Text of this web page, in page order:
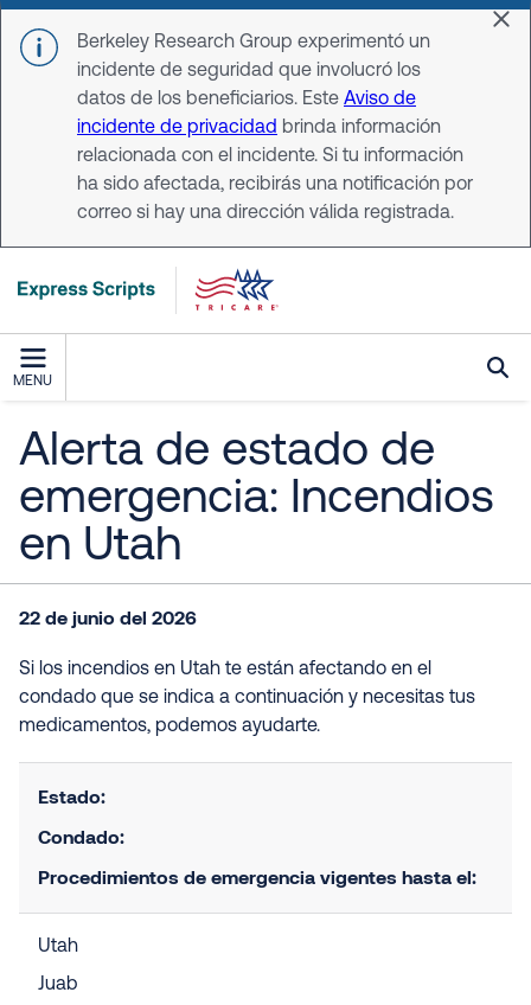
Skip to main content
Berkeley Research Group experimentó un
incidente de seguridad que involucró los
datos de los beneficiarios. Este Aviso de
incidente de privacidad brinda información
relacionada con el incidente. Si tu información
ha sido afectada, recibirás una notificación por
correo si hay una dirección válida registrada.
MENU
Alerta de estado de
emergencia: Incendios
en Utah
22 de junio del 2026
Si los incendios en Utah te están afectando en el
condado que se indica a continuación y necesitas tus
medicamentos, podemos ayudarte.
Estado:
Condado:
Procedimientos de emergencia vigentes hasta el:
Utah
Juab